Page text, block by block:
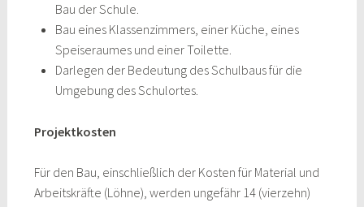
Bau der Schule.
Bau eines Klassenzimmers, einer Küche, eines
Speiseraumes und einer Toilette.
Darlegen der Bedeutung des Schulbaus für die
Umgebung des Schulortes.
Projektkosten
Für den Bau, einschließlich der Kosten für Material und
Arbeitskräfte (Löhne), werden ungefähr 14 (vierzehn)